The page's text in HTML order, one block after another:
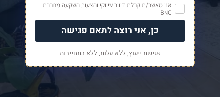
אני מאשר/ת קבלת דיוור שיווקי והצעות השקעה מחברת
BNC
כן, אני רוצה לתאם פגישה
פגישת ייעוץ, ללא עלות, ללא התחייבות